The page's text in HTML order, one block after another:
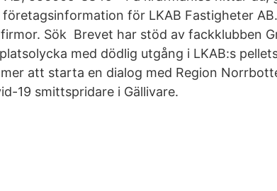
för LKAB Fastigheter
Sök Brevet har stöd av fackklubben
med dödlig utgång i LKAB:s
att starta en dialog med Region
19 smittspridare i Gällivare.